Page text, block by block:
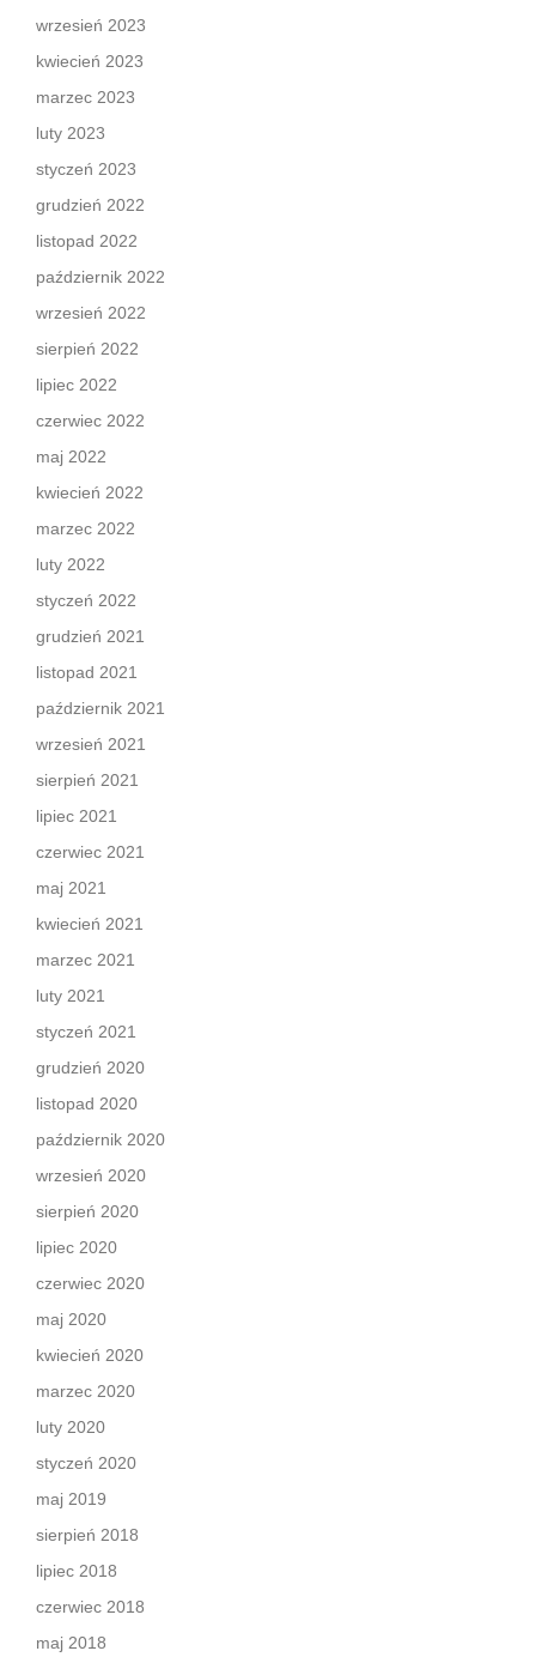
wrzesień 2023
kwiecień 2023
marzec 2023
luty 2023
styczeń 2023
grudzień 2022
listopad 2022
październik 2022
wrzesień 2022
sierpień 2022
lipiec 2022
czerwiec 2022
maj 2022
kwiecień 2022
marzec 2022
luty 2022
styczeń 2022
grudzień 2021
listopad 2021
październik 2021
wrzesień 2021
sierpień 2021
lipiec 2021
czerwiec 2021
maj 2021
kwiecień 2021
marzec 2021
luty 2021
styczeń 2021
grudzień 2020
listopad 2020
październik 2020
wrzesień 2020
sierpień 2020
lipiec 2020
czerwiec 2020
maj 2020
kwiecień 2020
marzec 2020
luty 2020
styczeń 2020
maj 2019
sierpień 2018
lipiec 2018
czerwiec 2018
maj 2018